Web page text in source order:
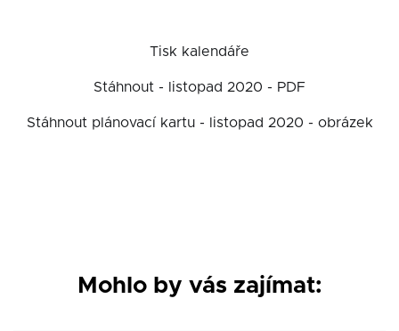
Tisk kalendáře
Stáhnout - listopad 2020 - PDF
Stáhnout plánovací kartu - listopad 2020 - obrázek
Mohlo by vás zajímat: